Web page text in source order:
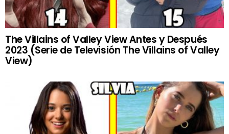
The Villains of Valley View Antes y Después
2023 (Serie de Televisión The Villains of Valley
View)